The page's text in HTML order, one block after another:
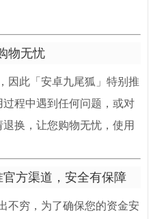
物无忧
因此「安卓九尾狐」特别推
过程中遇到任何问题，或对
换，让您购物无忧，使用
方渠道，安全有保障
不穷，为了确保您的资金安